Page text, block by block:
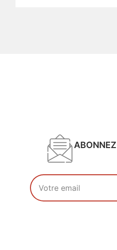
Votre adresse email